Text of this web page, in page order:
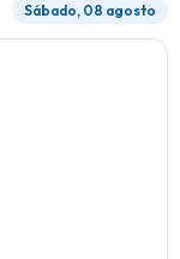
Sábado, 08 agosto